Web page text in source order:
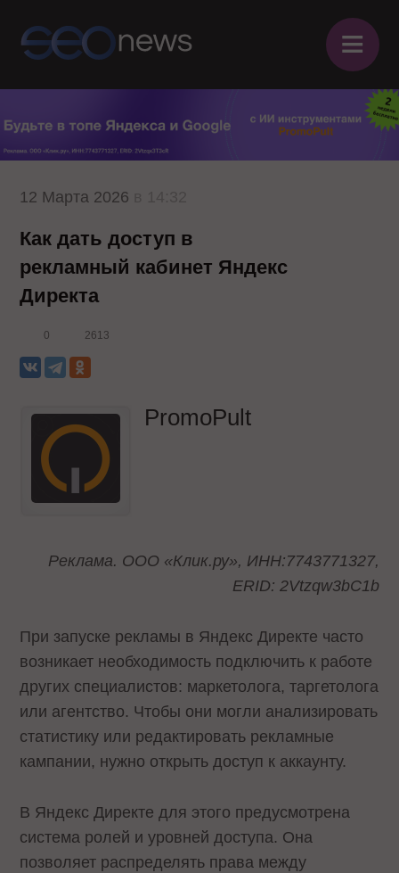
≡
12 Марта 2026
Как дать доступ в
рекламный кабинет Яндекс
Директа
0 2613
PromoPult
Реклама. ООО «Клик.ру», ИНН:7743771327,
ERID: 2Vtzqw3bC1b
При запуске рекламы в Яндекс Директе часто
возникает необходимость подключить к работе
других специалистов: маркетолога, таргетолога
или агентство. Чтобы они могли анализировать
статистику или редактировать рекламные
кампании, нужно открыть доступ к аккаунту.
В Яндекс Директе для этого предусмотрена
система ролей и уровней доступа. Она
позволяет распределять права между